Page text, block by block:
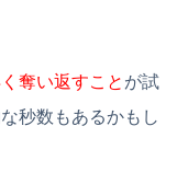
奪い返すこと が試
秒数もあるかもし